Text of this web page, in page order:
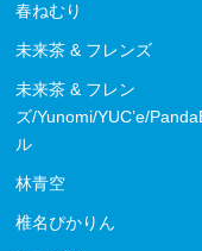
春ねむり
未来茶 & フレンズ
未来茶 & フレン
ズ/Yunomi/YUC’e/
ル
林青空
椎名ぴかりん